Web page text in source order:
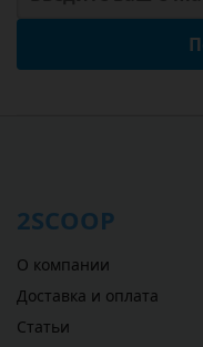
2SCOOP
О компании
Доставка и оплата
Статьи